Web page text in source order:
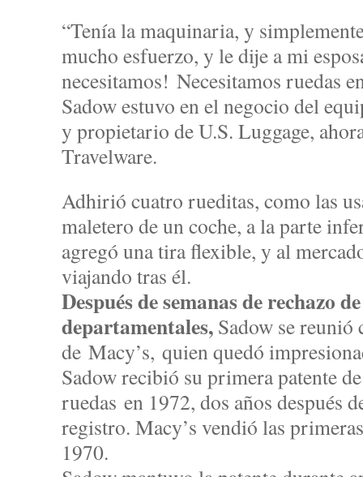
“Tenía la maquinaria, y
mucho esfuerzo, y le dije a mi
necesitamos! Necesitamos ruedas
Sadow estuvo en el negocio del
y propietario de U.S. Luggage,
Travelware.
Adhirió cuatro rueditas, como las
maletero de un coche, a la parte
agregó una tira flexible, y al
viajando tras él.
Después de semanas de rechazo
departamentales, Sadow se reunió
de Macy’s, quien quedó
Sadow recibió su primera patente
ruedas en 1972, dos años después
registro. Macy’s vendió las
1970.